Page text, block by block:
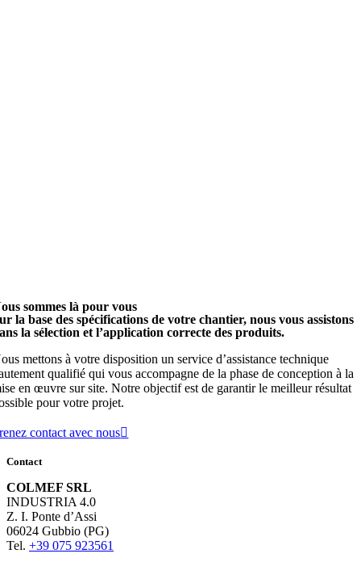
sommes là pour vous
la base des spécifications de votre chantier, nous vous assistons
la sélection et l’application correcte des produits.
mettons à votre disposition un service d’assistance technique
qualifié qui vous accompagne de la phase de conception à la
en œuvre sur site. Notre objectif est de garantir le meilleur résultat
pour votre projet.
contact avec nous
Contact
COLMEF SRL
INDUSTRIA 4.0
Z. I. Ponte d’Assi
06024 Gubbio (PG)
Tel. +39 075 923561